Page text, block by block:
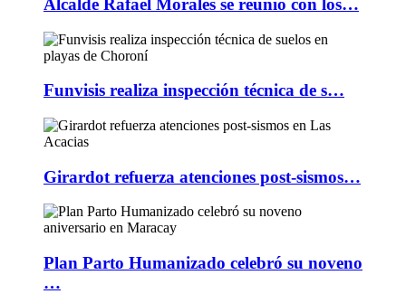
Alcalde Rafael Morales se reunió con los…
Funvisis realiza inspección técnica de s…
Girardot refuerza atenciones post-sismos…
Plan Parto Humanizado celebró su noveno
…